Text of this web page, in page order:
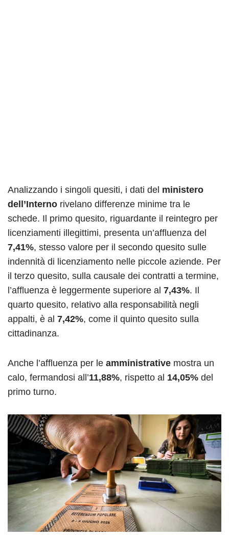
Analizzando i singoli quesiti, i dati del ministero
dell’Interno rivelano differenze minime tra le
schede. Il primo quesito, riguardante il reintegro per
licenziamenti illegittimi, presenta un’affluenza del
7,41%, stesso valore per il secondo quesito sulle
indennità di licenziamento nelle piccole aziende. Per
il terzo quesito, sulla causale dei contratti a termine,
l’affluenza è leggermente superiore al 7,43%. Il
quarto quesito, relativo alla responsabilità negli
appalti, è al 7,42%, come il quinto quesito sulla
cittadinanza.
Anche l’affluenza per le amministrative mostra un
calo, fermandosi all’11,88%, rispetto al 14,05% del
primo turno.